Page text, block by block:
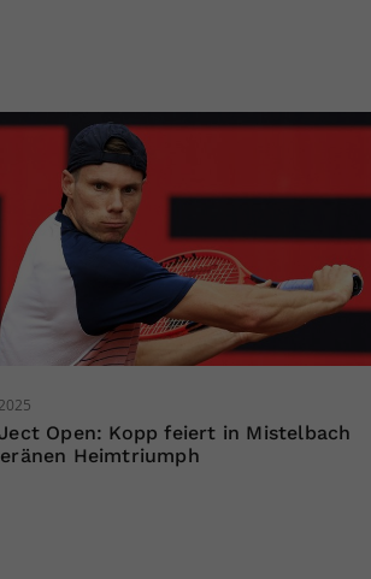
Open: Kopp feiert in Mistelbach
Heimtriumph